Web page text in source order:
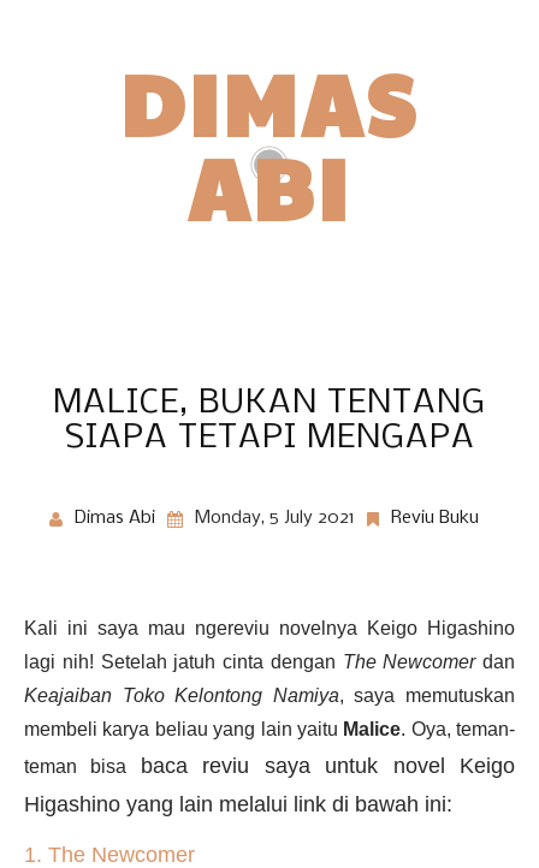
DIMAS
ABI
MALICE, BUKAN TENTANG
SIAPA TETAPI MENGAPA
Dimas Abi Monday, 5 July 2021 Reviu Buku
Kali ini saya mau ngereviu novelnya Keigo Higashino
lagi nih! Setelah jatuh cinta dengan The Newcomerdan
Keajaiban Toko Kelontong Namiya, saya memutuskan
membeli karya beliau yang lain yaitu Malice. Oya, teman-
teman bisa
baca reviu saya untuk novel Keigo
Higashino yang lain melalui link di bawah ini:
1. The Newcomer